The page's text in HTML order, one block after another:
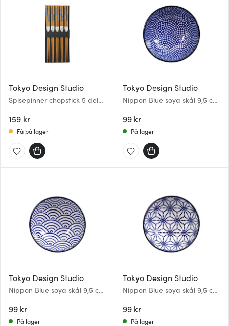
Tokyo Design Studio
Spisepinner chopstick 5 deler
159 kr
Få på lager
Tokyo Design Studio
Nippon Blue soya skål 9,5 cm
99 kr
På lager
Tokyo Design Studio
Nippon Blue soya skål 9,5 cm
99 kr
På lager
Tokyo Design Studio
Nippon Blue soya skål 9,5 cm
99 kr
På lager